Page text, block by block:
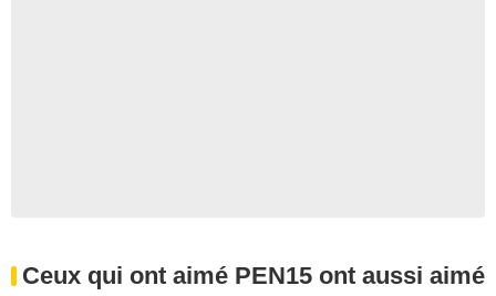
Ceux qui ont aimé PEN15 ont aussi aimé